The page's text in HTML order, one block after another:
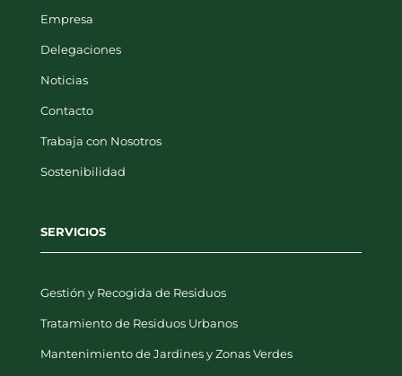
Empresa
Delegaciones
Noticias
Contacto
Trabaja con Nosotros
Sostenibilidad
SERVICIOS
Gestión y Recogida de Residuos
Tratamiento de Residuos Urbanos
Mantenimiento de Jardines y Zonas Verdes